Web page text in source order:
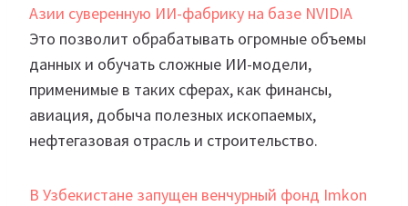
Азии суверенную ИИ-фабрику на базе NVIDIA
Это позволит обрабатывать огромные объемы
данных и обучать сложные ИИ-модели,
применимые в таких сферах, как финансы,
авиация, добыча полезных ископаемых,
нефтегазовая отрасль и строительство.
В Узбекистане запущен венчурный фонд Imkon